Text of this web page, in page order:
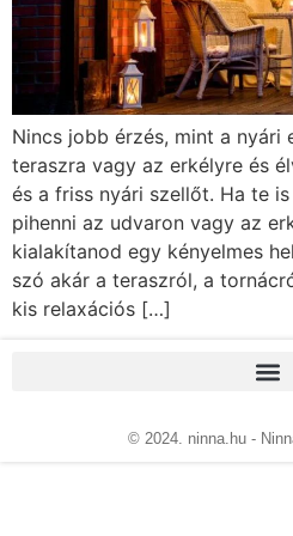
Nincs jobb érzés, mint a nyári
teraszra vagy az erkélyre és
és a friss nyári szellőt. Ha te
pihenni az udvaron vagy az
kialakítanod egy kényelmes
szó akár a teraszról, a
kis relaxációs […]
© 2024. ninna.hu -